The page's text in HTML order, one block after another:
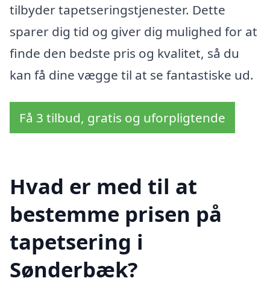
tilbyder tapetseringstjenester. Dette
sparer dig tid og giver dig mulighed for at
finde den bedste pris og kvalitet, så du
kan få dine vægge til at se fantastiske ud.
Få 3 tilbud, gratis og uforpligtende
Hvad er med til at
bestemme prisen på
tapetsering i
Sønderbæk?